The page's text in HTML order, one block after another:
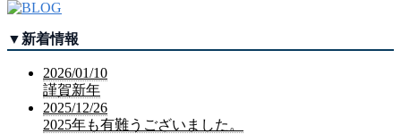
▼ 新着情報
2026/01/10
謹賀新年
2025/12/26
2025年も有難うございました。